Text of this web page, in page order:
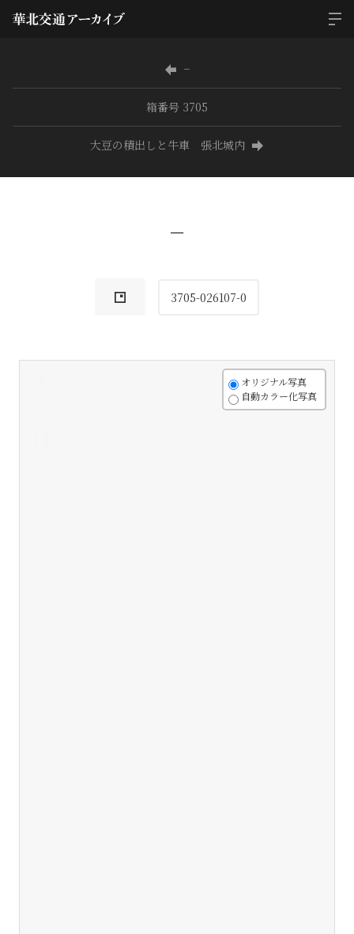
−
箱番号 3705
大豆の積出しと牛車 張北城内
−
3705-026107-0
オリジナル写真
自動カラー化写真